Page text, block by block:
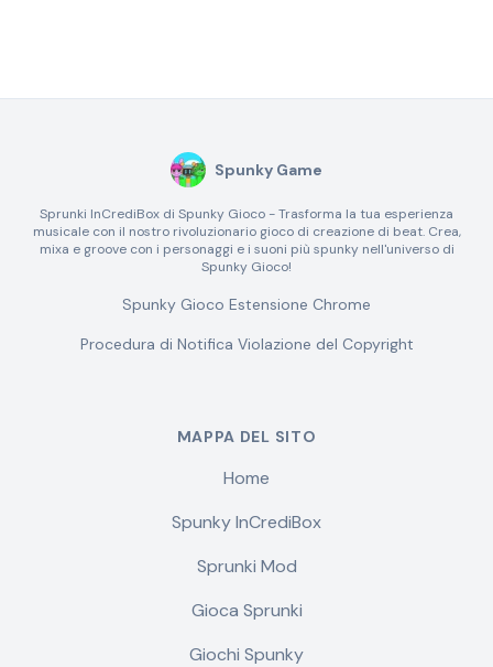
Spunky Game
Sprunki InCrediBox di Spunky Gioco - Trasforma la tua esperienza
musicale con il nostro rivoluzionario gioco di creazione di beat. Crea,
mixa e groove con i personaggi e i suoni più spunky nell'universo di
Spunky Gioco!
Spunky Gioco Estensione Chrome
Procedura di Notifica Violazione del Copyright
MAPPA DEL SITO
Home
Spunky InCrediBox
Sprunki Mod
Gioca Sprunki
Giochi Spunky